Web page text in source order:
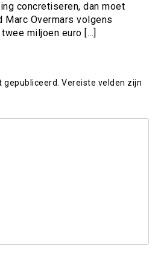
concretiseren, dan moet
Overmars volgens
miljoen euro […]
Vereiste velden zijn